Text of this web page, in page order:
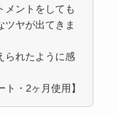
メントをしても
ツヤが出てきま
られたように感
ト・2ヶ月使用】